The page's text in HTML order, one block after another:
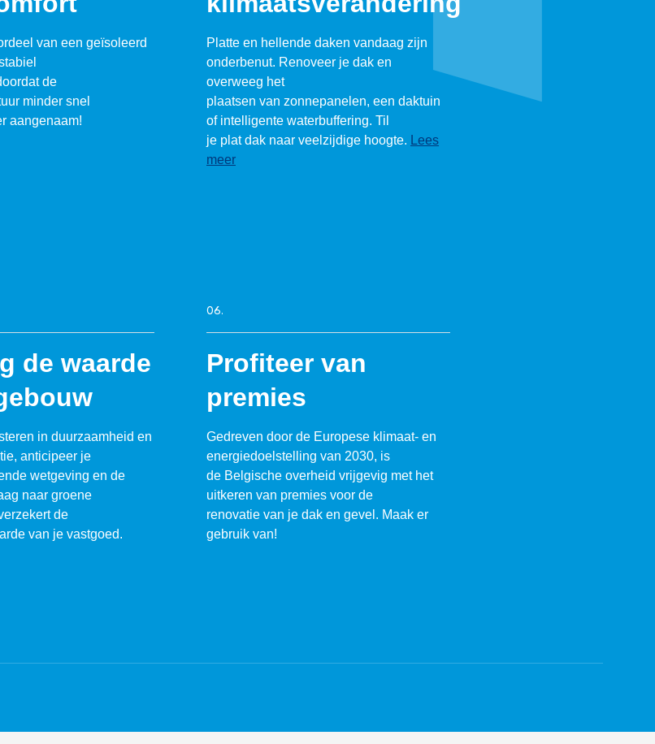
van een geïsoleerd
de
minder snel
aangenaam!
Platte en hellende daken vandaag zijn
onderbenut. Renoveer je dak en
overweeg het
plaatsen van zonnepanelen, een daktuin
of intelligente waterbuffering. Til
je plat dak naar veelzijdige hoogte.
Lees
meer
de waarde
in duurzaamheid en
anticipeer je
wetgeving en de
naar groene
de
van je vastgoed.
06.
Profiteer van
premies
Gedreven door de Europese klimaat- en
energiedoelstelling van 2030, is
de Belgische overheid vrijgevig met het
uitkeren van premies voor de
renovatie van je dak en gevel. Maak er
gebruik van!